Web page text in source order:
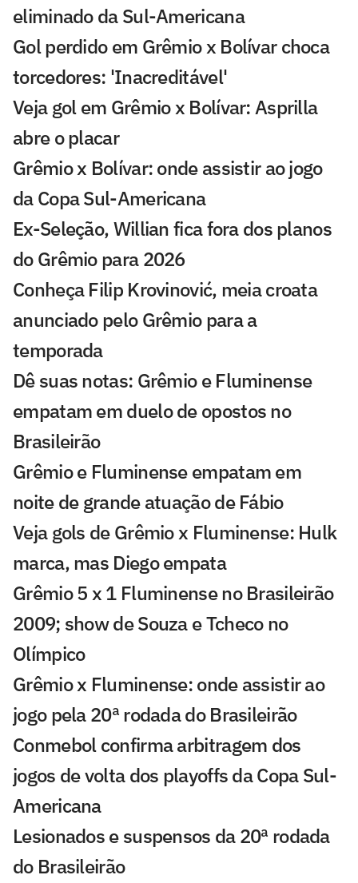
eliminado da Sul-Americana
Gol perdido em Grêmio x Bolívar choca
torcedores: 'Inacreditável'
Veja gol em Grêmio x Bolívar: Asprilla
abre o placar
Grêmio x Bolívar: onde assistir ao jogo
da Copa Sul-Americana
Ex-Seleção, Willian fica fora dos planos
do Grêmio para 2026
Conheça Filip Krovinović, meia croata
anunciado pelo Grêmio para a
temporada
Dê suas notas: Grêmio e Fluminense
empatam em duelo de opostos no
Brasileirão
Grêmio e Fluminense empatam em
noite de grande atuação de Fábio
Veja gols de Grêmio x Fluminense: Hulk
marca, mas Diego empata
Grêmio 5 x 1 Fluminense no Brasileirão
2009; show de Souza e Tcheco no
Olímpico
Grêmio x Fluminense: onde assistir ao
jogo pela 20ª rodada do Brasileirão
Conmebol confirma arbitragem dos
jogos de volta dos playoffs da Copa Sul-
Americana
Lesionados e suspensos da 20ª rodada
do Brasileirão